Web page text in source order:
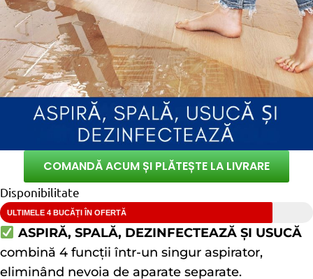
COMANDĂ ACUM ȘI PLĂTEȘTE LA LIVRARE
Disponibilitate
ULTIMELE 4 BUCĂȚI ÎN OFERTĂ
ASPIRĂ, SPALĂ, DEZINFECTEAZĂ ȘI USUCĂ
combină 4 funcții într-un singur aspirator,
eliminând nevoia de aparate separate.